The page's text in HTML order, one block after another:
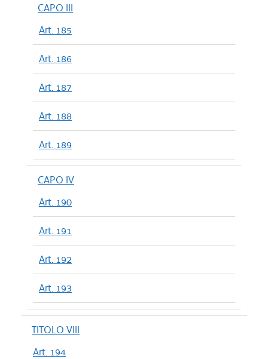
CAPO III
Art. 185
Art. 186
Art. 187
Art. 188
Art. 189
CAPO IV
Art. 190
Art. 191
Art. 192
Art. 193
TITOLO VIII
Art. 194